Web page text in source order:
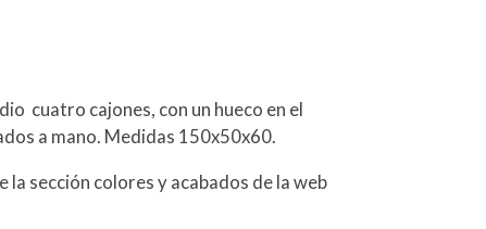
cuatro cajones, con un hueco en el
a mano. Medidas 150x50x60.
sección colores y acabados de la web